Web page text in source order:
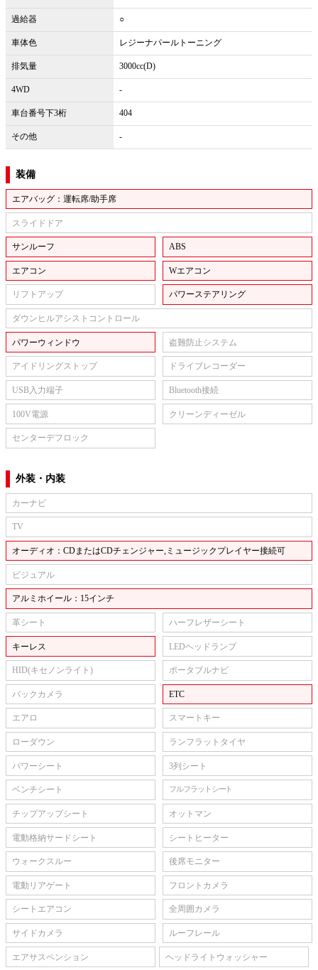
過給器 ○
車体色 レジーナパールトーニング
排気量 3000cc(D)
4WD -
車台番号下3桁 404
その他 -
装備
エアバッグ：運転席/助手席
スライドドア
サンルーフ ABS
エアコン Wエアコン
リフトアップ パワーステアリング
ダウンヒルアシストコントロール
パワーウィンドウ 盗難防止システム
アイドリングストップ ドライブレコーダー
USB入力端子 Bluetooth接続
100V電源 クリーンディーゼル
センターデフロック
外装・内装
カーナビ
TV
オーディオ：CDまたはCDチェンジャー,ミュージックプレイヤー接続可
ビジュアル
アルミホイール：15インチ
革シート ハーフレザーシート
キーレス LEDヘッドランプ
HID(キセノンライト) ポータブルナビ
バックカメラ ETC
エアロ スマートキー
ローダウン ランフラットタイヤ
パワーシート 3列シート
ベンチシート フルフラットシート
チップアップシート オットマン
電動格納サードシート シートヒーター
ウォークスルー 後席モニター
電動リアゲート フロントカメラ
シートエアコン 全周囲カメラ
サイドカメラ ルーフレール
エアサスペンション ヘッドライトウォッシャー